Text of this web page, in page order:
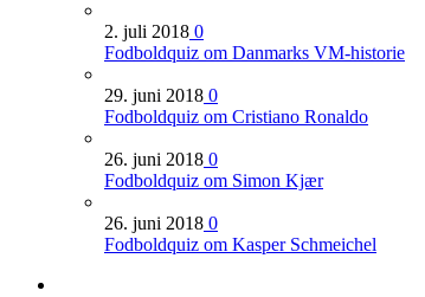
2. juli 2018 0
Fodboldquiz om Danmarks VM-historie
29. juni 2018 0
Fodboldquiz om Cristiano Ronaldo
26. juni 2018 0
Fodboldquiz om Simon Kjær
26. juni 2018 0
Fodboldquiz om Kasper Schmeichel